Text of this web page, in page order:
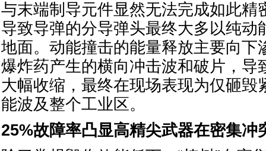
与末端制导元件显然无法完成如此精
导致导弹的分导弹头最终大多以纯动
地面。动能撞击的能量释放主要向下
爆炸药产生的横向冲击波和破片，导
大幅收缩，最终在现场表现为仅砸毁
能波及整个工业区。
25%故障率凸显高精尖武器在密集冲